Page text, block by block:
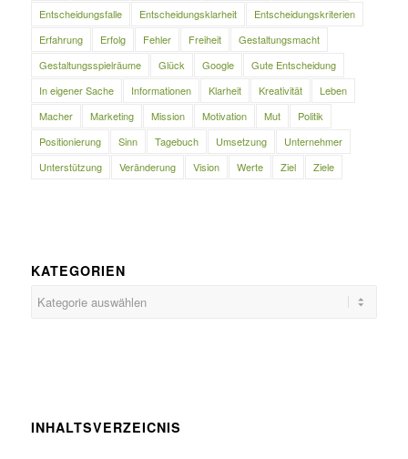
Entscheidungsfalle
Entscheidungsklarheit
Entscheidungskriterien
Erfahrung
Erfolg Fehler Freiheit
Gestaltungsmacht
Gestaltungsspielräume
Glück Google
Gute Entscheidung
In eigener Sache
Informationen Klarheit Kreativität
Leben
Macher
Marketing Mission Motivation Mut
Politik
Positionierung
Sinn Tagebuch Umsetzung
Unternehmer
Unterstützung
Veränderung Vision Werte Ziel Ziele
KATEGORIEN
INHALTSVERZEICNIS